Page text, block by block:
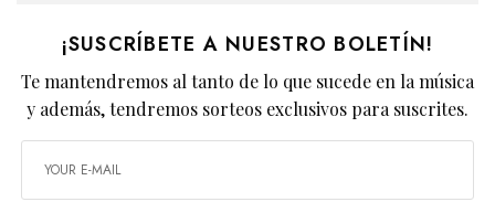
¡SUSCRÍBETE A NUESTRO BOLETÍN!
Te mantendremos al tanto de lo que sucede en la música
y además, tendremos sorteos exclusivos para suscrites.